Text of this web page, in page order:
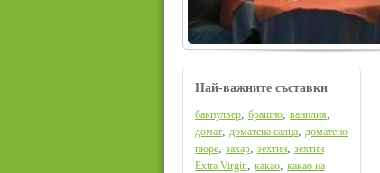
Най-важните съставки
бакпулвер, брашно, ванилия,
домат, доматена салца, доматено
пюре, захар, зехтин, зехтин
Extra Virgin, какао, какао на